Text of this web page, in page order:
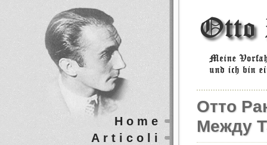
Отто
Между
Home
Articoli